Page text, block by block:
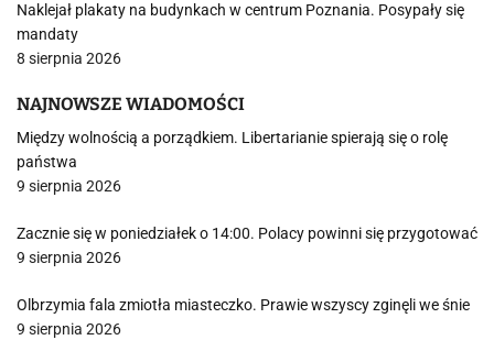
Naklejał plakaty na budynkach w centrum Poznania. Posypały się
mandaty
8 sierpnia 2026
NAJNOWSZE WIADOMOŚCI
Między wolnością a porządkiem. Libertarianie spierają się o rolę
państwa
9 sierpnia 2026
Zacznie się w poniedziałek o 14:00. Polacy powinni się przygotować
9 sierpnia 2026
Olbrzymia fala zmiotła miasteczko. Prawie wszyscy zginęli we śnie
9 sierpnia 2026